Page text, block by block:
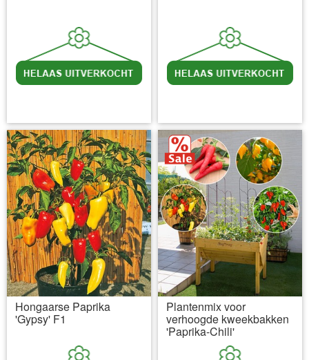
Hongaarse Paprika
'Gypsy' F1
Plantenmix voor
verhoogde kweekbakken
'Paprika-Chili'